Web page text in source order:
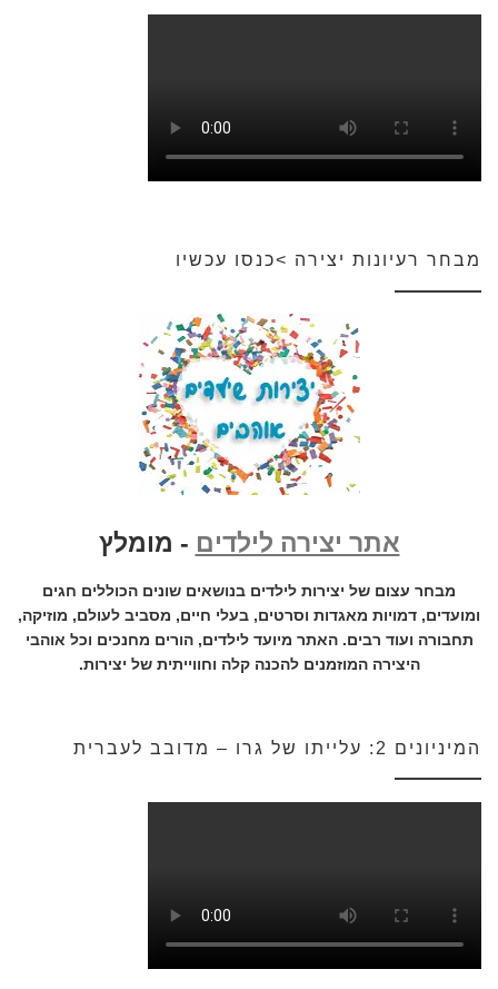
מבחר רעיונות יצירה >כנסו עכשיו
אתר יצירה לילדים - מומלץ
מבחר עצום של יצירות לילדים בנושאים שונים הכוללים חגים
ומועדים, דמויות מאגדות וסרטים, בעלי חיים, מסביב לעולם, מוזיקה,
תחבורה ועוד רבים. האתר מיועד לילדים, הורים מחנכים וכל אוהבי
היצירה המוזמנים להכנה קלה וחווייתית של יצירות.
המיניונים 2: עלייתו של גרו – מדובב לעברית